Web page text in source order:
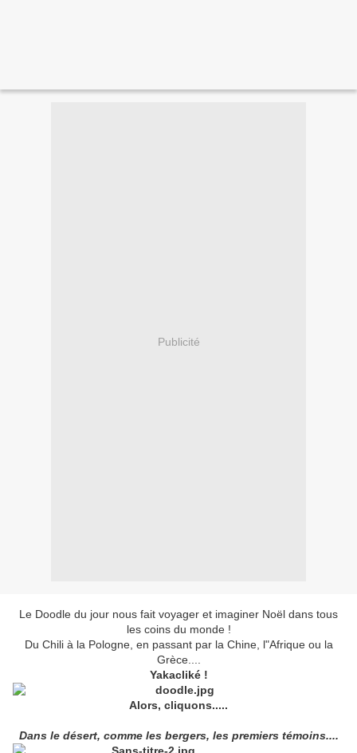
Publicité
Le Doodle du jour nous fait voyager et imaginer Noël dans tous
les coins du monde !
Du Chili à la Pologne, en passant par la Chine, l"Afrique ou la
Grèce....
Yakacliké !
Alors, cliquons.....
Dans le désert, comme les bergers, les premiers témoins....